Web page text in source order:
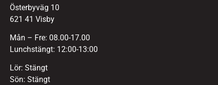
Österbyväg 10
621 41 Visby
Mån – Fre: 08.00-17.00
Lunchstängt: 12:00-13:00
Lör: Stängt
Sön: Stängt